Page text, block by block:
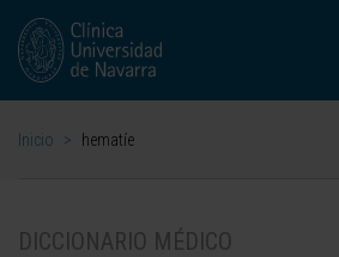
Inicio > hematíe
DICCIONARIO MÉDICO